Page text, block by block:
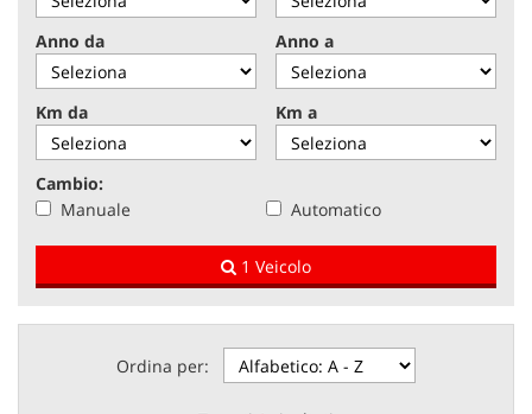
NEWS
AREA COMMERCIANTI
Anno da Anno a
Km da Km a
Cambio:
Manuale
Automatico
1 Veicolo
Ordina per:
tracciamento
che
adottiamo
per
offrire
le
funzionalità
e
svolgere
le
attività
seguito